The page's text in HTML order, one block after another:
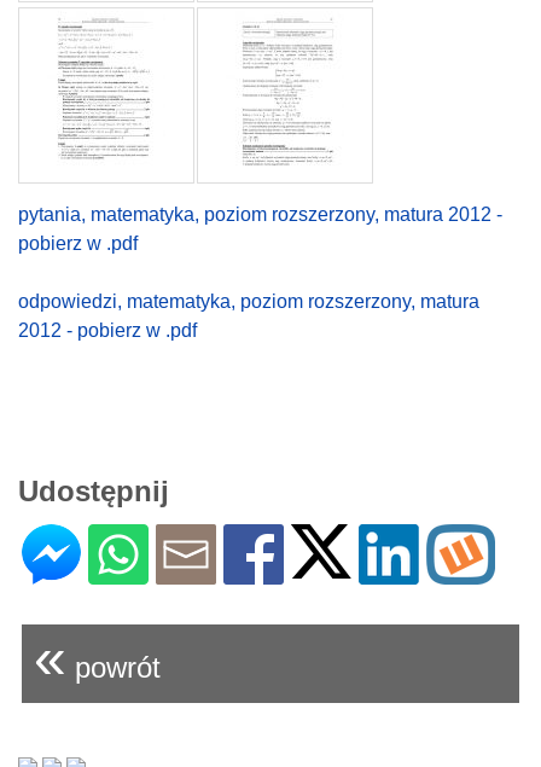
pytania, matematyka, poziom rozszerzony, matura 2012 -
pobierz w .pdf
odpowiedzi, matematyka, poziom rozszerzony, matura
2012 - pobierz w .pdf
Udostępnij
« powrót